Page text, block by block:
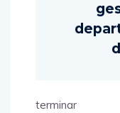
terminar